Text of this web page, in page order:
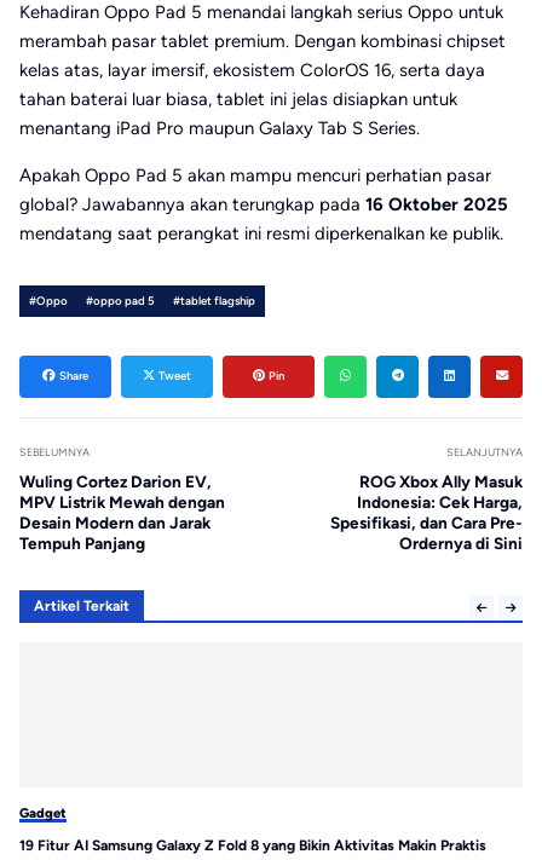
Kehadiran Oppo Pad 5 menandai langkah serius Oppo untuk
merambah pasar tablet premium. Dengan kombinasi chipset
kelas atas, layar imersif, ekosistem ColorOS 16, serta daya
tahan baterai luar biasa, tablet ini jelas disiapkan untuk
menantang iPad Pro maupun Galaxy Tab S Series.
Apakah Oppo Pad 5 akan mampu mencuri perhatian pasar
global? Jawabannya akan terungkap pada 16 Oktober 2025
mendatang saat perangkat ini resmi diperkenalkan ke publik.
#Oppo #oppo pad 5 #tablet flagship
Share Tweet Pin
SEBELUMNYA
Wuling Cortez Darion EV,
MPV Listrik Mewah dengan
Desain Modern dan Jarak
Tempuh Panjang
SELANJUTNYA
ROG Xbox Ally Masuk
Indonesia: Cek Harga,
Spesifikasi, dan Cara Pre-
Ordernya di Sini
Artikel Terkait
Gadget
19 Fitur AI Samsung Galaxy Z Fold 8 yang Bikin Aktivitas Makin Praktis